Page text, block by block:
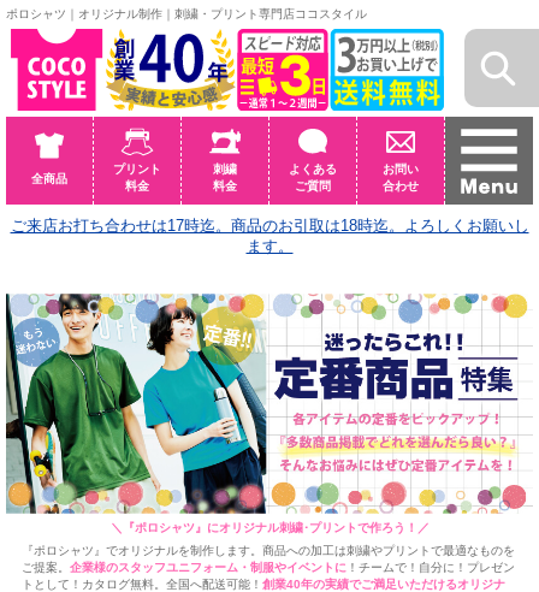
ポロシャツ｜オリジナル制作｜刺繍・プリント専門店ココスタイル
全商品
プリント
料金
刺繍
料金
よくある
ご質問
お問い
合わせ
ご来店お打ち合わせは17時迄。商品のお引取は18時迄。よろしくお願いし
ます。
＼ 『ポロシャツ』にオリジナル刺繍･プリントで作ろう！ ／
『ポロシャツ』でオリジナルを制作します。商品への加工は刺繍やプリントで最適なものを
ご提案。企業様のスタッフユニフォーム・制服やイベントに ！チームで！自分に！プレゼン
トとして！カタログ無料。全国へ配送可能！創業40年の実績でご満足いただけるオリジナ